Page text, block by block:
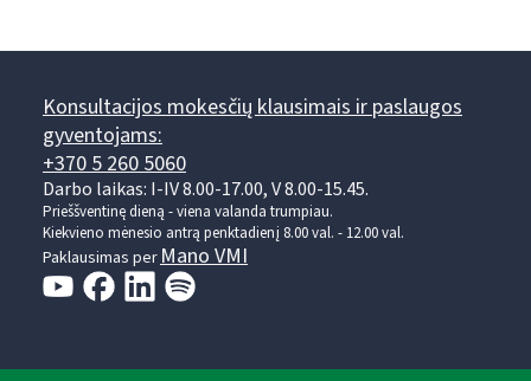
Konsultacijos mokesčių klausimais ir paslaugos
gyventojams:
+370 5 260 5060
Darbo laikas: I-IV 8.00-17.00, V 8.00-15.45.
Prieššventinę dieną - viena valanda trumpiau.
Kiekvieno mėnesio antrą penktadienį 8.00 val. - 12.00 val.
Paklausimas per Mano VMI